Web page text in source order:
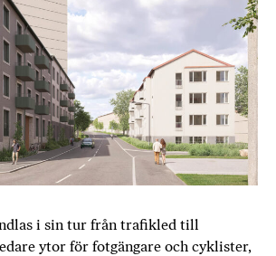
Om oss
Hållbarhet
Projekt
Bostäder
Lokaler
i sin tur från trafikled till
ytor för fotgängare och cyklister,